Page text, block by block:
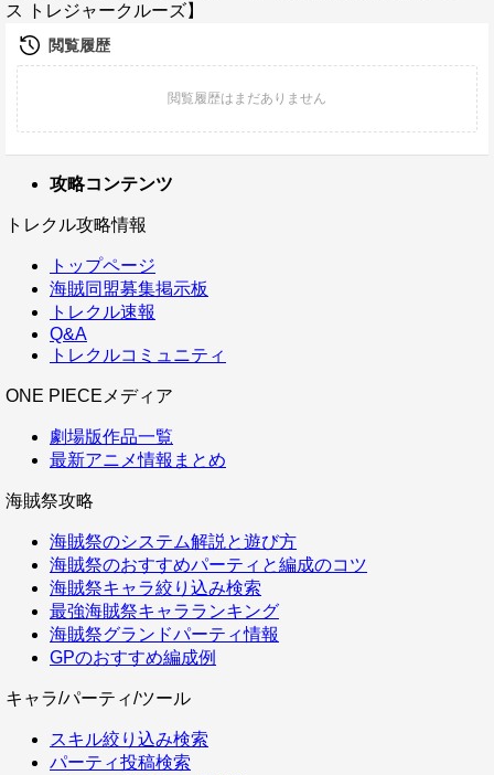
ス トレジャークルーズ】
攻略コンテンツ
トレクル攻略情報
トップページ
海賊同盟募集掲示板
トレクル速報
Q&A
トレクルコミュニティ
ONE PIECEメディア
劇場版作品一覧
最新アニメ情報まとめ
海賊祭攻略
海賊祭のシステム解説と遊び方
海賊祭のおすすめパーティと編成のコツ
海賊祭キャラ絞り込み検索
最強海賊祭キャラランキング
海賊祭グランドパーティ情報
GPのおすすめ編成例
キャラ/パーティ/ツール
スキル絞り込み検索
パーティ投稿検索